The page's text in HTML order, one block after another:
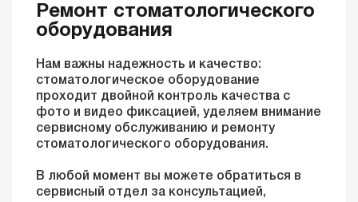
Ремонт стоматологического
оборудования
Нам важны надежность и качество:
стоматологическое оборудование
проходит двойной контроль качества с
фото и видео фиксацией, уделяем внимание
сервисному обслуживанию и ремонту
стоматологического оборудования.
В любой момент вы можете обратиться в
сервисный отдел за консультацией,